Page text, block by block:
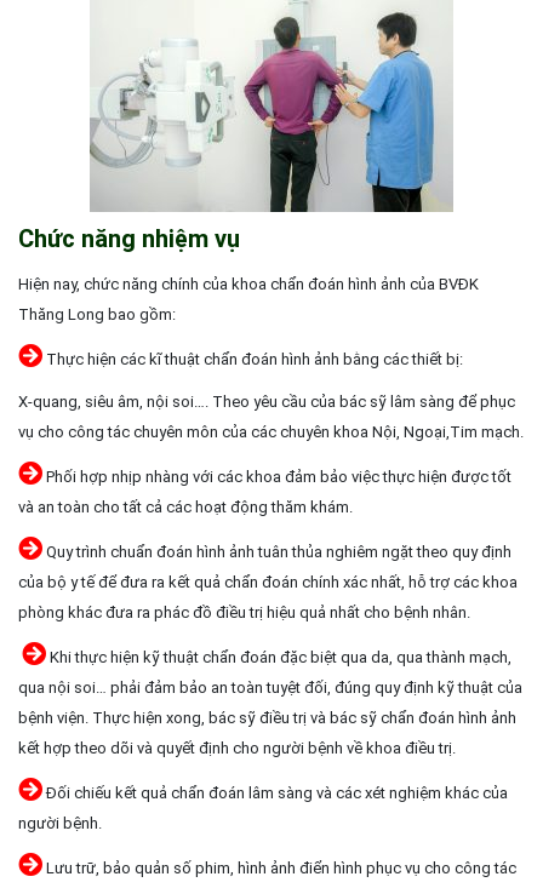
Chức năng nhiệm vụ
Hiện nay, chức năng chính của khoa chẩn đoán hình ảnh của BVĐK
Thăng Long bao gồm:
Thực hiện các kĩ thuật chẩn đoán hình ảnh bằng các thiết bị:
X-quang, siêu âm, nội soi…. Theo yêu cầu của bác sỹ lâm sàng để phục
vụ cho công tác chuyên môn của các chuyên khoa Nội, Ngoại,Tim mạch.
Phối hợp nhịp nhàng với các khoa đảm bảo việc thực hiện được tốt
và an toàn cho tất cả các hoạt động thăm khám.
Quy trình chuẩn đoán hình ảnh tuân thủa nghiêm ngặt theo quy định
của bộ y tế để đưa ra kết quả chẩn đoán chính xác nhất, hỗ trợ các khoa
phòng khác đưa ra phác đồ điều trị hiệu quả nhất cho bệnh nhân.
Khi thực hiện kỹ thuật chẩn đoán đặc biệt qua da, qua thành mạch,
qua nội soi… phải đảm bảo an toàn tuyệt đối, đúng quy định kỹ thuật của
bệnh viện. Thực hiện xong, bác sỹ điều trị và bác sỹ chẩn đoán hình ảnh
kết hợp theo dõi và quyết định cho người bệnh về khoa điều trị.
Đối chiếu kết quả chẩn đoán lâm sàng và các xét nghiệm khác của
người bệnh.
Lưu trữ, bảo quản số phim, hình ảnh điển hình phục vụ cho công tác